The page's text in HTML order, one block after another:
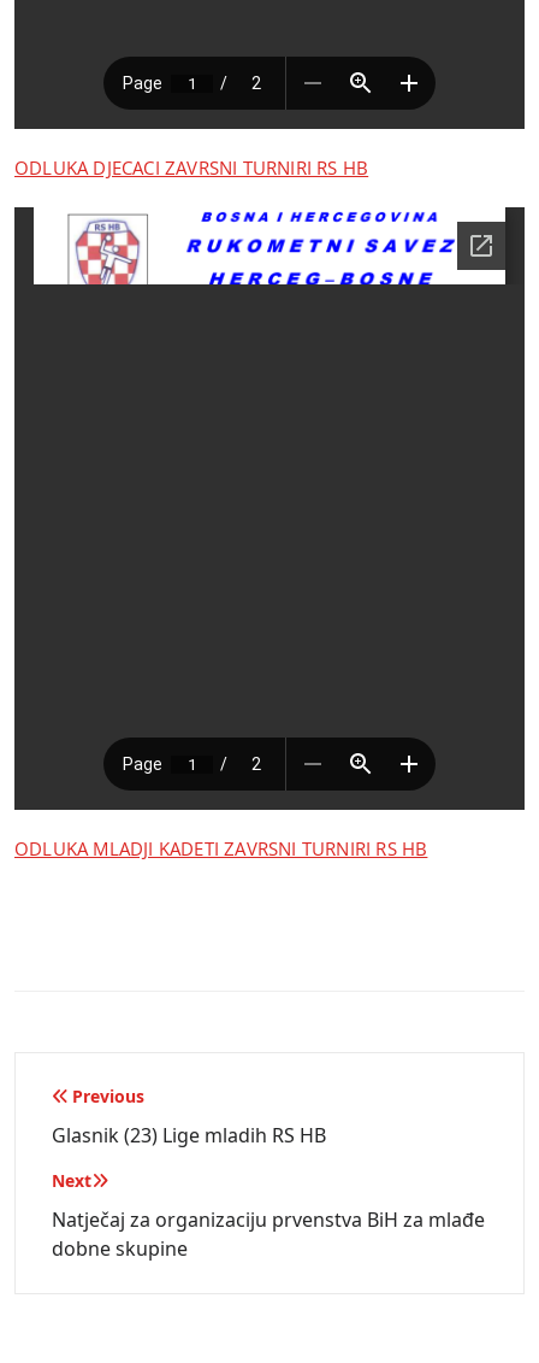
ODLUKA DJECACI ZAVRSNI TURNIRI RS HB
ODLUKA MLADJI KADETI ZAVRSNI TURNIRI RS HB
Navigacija
objava
Previous
Glasnik (23) Lige mladih RS HB
Next
Natječaj za organizaciju prvenstva BiH za mlađe
dobne skupine